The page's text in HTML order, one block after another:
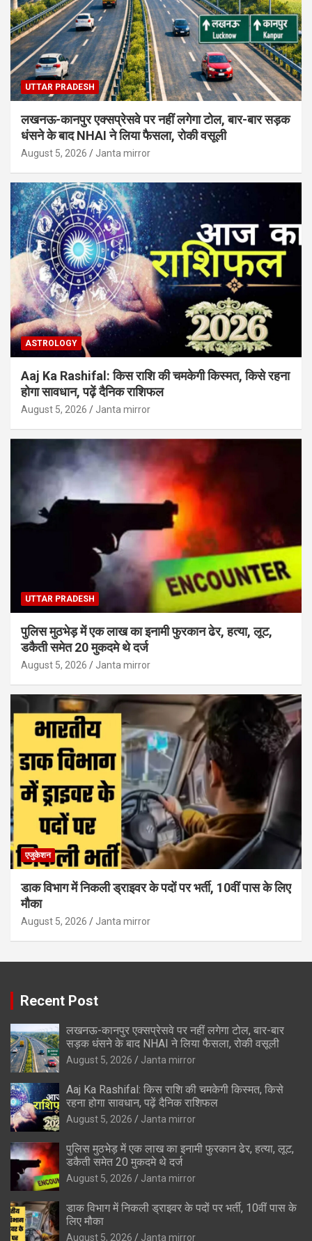
UTTAR PRADESH
लखनऊ-कानपुर एक्सप्रेसवे पर नहीं लगेगा टोल, बार-बार सड़क
धंसने के बाद NHAI ने लिया फैसला, रोकी वसूली
August 5, 2026 Janta mirror
ASTROLOGY
Aaj Ka Rashifal: किस राशि की चमकेगी किस्मत, किसे रहना
होगा सावधान, पढ़ें दैनिक राशिफल
August 5, 2026 Janta mirror
UTTAR PRADESH
पुलिस मुठभेड़ में एक लाख का इनामी फुरकान ढेर, हत्या, लूट,
डकैती समेत 20 मुकदमे थे दर्ज
August 5, 2026 Janta mirror
एजुकेशन
डाक विभाग में निकली ड्राइवर के पदों पर भर्ती, 10वीं पास के लिए
मौका
August 5, 2026 Janta mirror
Recent Post
लखनऊ-कानपुर एक्सप्रेसवे पर नहीं लगेगा टोल, बार-बार
सड़क धंसने के बाद NHAI ने लिया फैसला, रोकी वसूली
August 5, 2026 Janta mirror
Aaj Ka Rashifal: किस राशि की चमकेगी किस्मत, किसे
रहना होगा सावधान, पढ़ें दैनिक राशिफल
August 5, 2026 Janta mirror
पुलिस मुठभेड़ में एक लाख का इनामी फुरकान ढेर, हत्या, लूट,
डकैती समेत 20 मुकदमे थे दर्ज
August 5, 2026 Janta mirror
डाक विभाग में निकली ड्राइवर के पदों पर भर्ती, 10वीं पास के
लिए मौका
August 5, 2026 Janta mirror